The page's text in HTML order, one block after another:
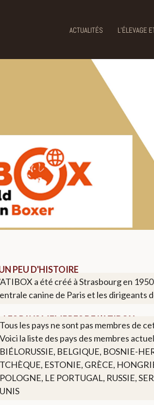
ACTUALITÉS L’ÉLEVAGE
PEU D'HISTOIRE
a été créé à Strasbourg en
canine de Paris et les dirigeants
LES PAYS MEMBRES DE L’ATIBOX
Tous les pays ne sont pas membres de
Voici la liste des pays des membres
BIÉLORUSSIE, BELGIQUE, BOSNIE-
TCHÈQUE, ESTONIE, GRÈCE,
POLOGNE, LE PORTUGAL, RUSSIE,
UNIS